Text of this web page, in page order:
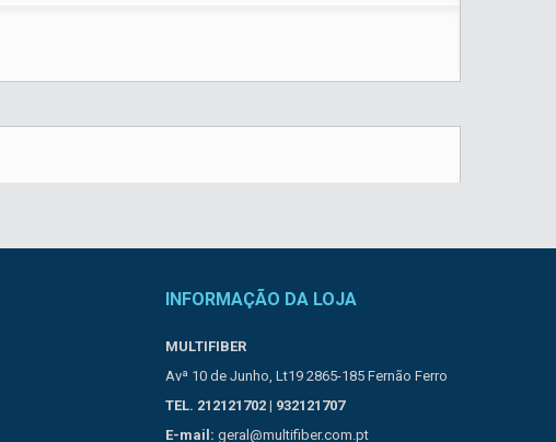
INFORMAÇÃO DA LOJA
MULTIFIBER
Avª 10 de Junho, Lt19 2865-185 Fernão Ferro
TEL. 212121702 | 932121707
E-mail: geral@multifiber.com.pt